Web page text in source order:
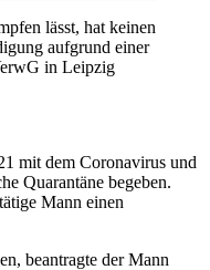
lässt, hat keinen
aufgrund einer
in Leipzig
mit dem Coronavirus und
Quarantäne begeben.
Mann einen
beantragte der Mann